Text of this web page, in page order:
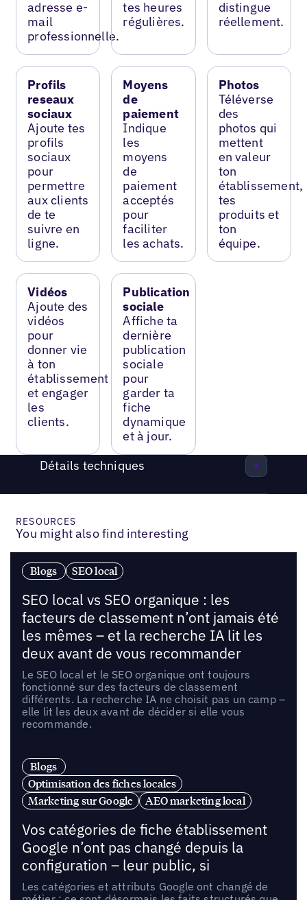
adresse e-
mail
professionnelle.
tes heures
régulières.
distingue
réellement.
Profils
reseaux
sociaux
Ajoute tes
profils
sociaux
pour
permettre
aux clients
de te
suivre en
ligne.
Moyens
de
paiement
Indique
les
moyens
de
paiement
acceptés
pour
faciliter
les achats.
Photos
Téléverse
des
photos qui
mettent
en valeur
ton
établissement,
tes
produits et
ton
équipe.
Vidéos
Ajoute des
vidéos
pour
donner vie
à ton
établissement
et engager
les
clients.
Publication
sociale
Affiche ta
dernière
publication
sociale
pour
garder ta
fiche
dynamique
et à jour.
Détails techniques
RESOURCES
You might also find interesting
Blogs SEO local
SEO local vs SEO organique : les
facteurs de classement n’ont jamais été
les mêmes – et la recherche IA lit les
deux avant de vous recommander
Le SEO local et le SEO organique ont toujours
fonctionné sur des facteurs de classement
différents. La recherche IA ne choisit pas un camp –
elle lit les deux avant de décider si elle vous
recommande.
Blogs
Optimisation des fiches locales
Marketing sur Google
AEO marketing local
Vos catégories de fiche établissement
Google n’ont pas changé depuis la
configuration – leur public, si
Les catégories et attributs Google ont changé de